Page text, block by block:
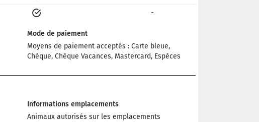
-
Mode de paiement
Moyens de paiement acceptés : Carte bleue,
Chèque, Chèque Vacances, Mastercard, Espèces
Informations emplacements
Animaux autorisés sur les emplacements